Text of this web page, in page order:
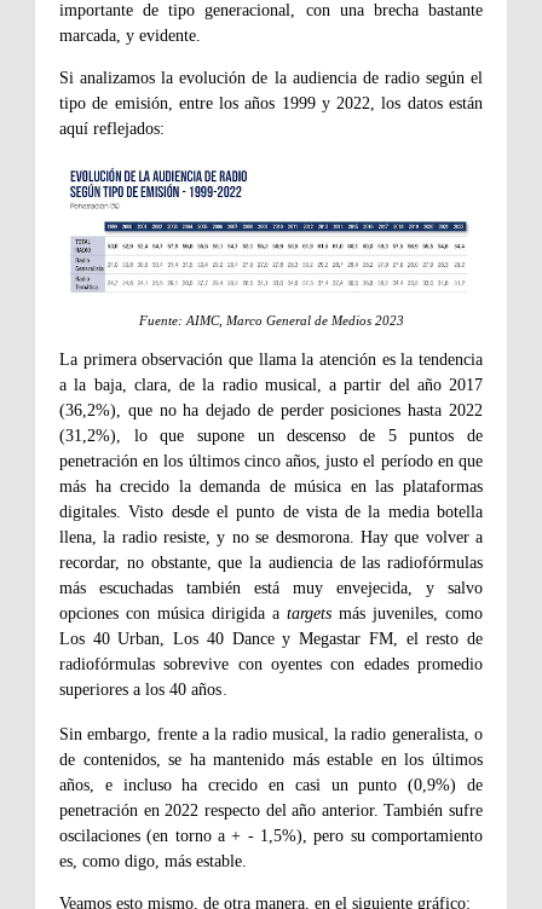
importante de tipo generacional, con una brecha bastante
marcada, y evidente.
Si analizamos la evolución de la audiencia de radio según el
tipo de emisión, entre los años 1999 y 2022, los datos están
aquí reflejados:
Fuente: AIMC, Marco General de Medios 2023
La primera observación que llama la atención es la tendencia
a la baja, clara, de la radio musical, a partir del año 2017
(36,2%), que no ha dejado de perder posiciones hasta 2022
(31,2%), lo que supone un descenso de 5 puntos de
penetración en los últimos cinco años, justo el período en que
más ha crecido la demanda de música en las plataformas
digitales. Visto desde el punto de vista de la media botella
llena, la radio resiste, y no se desmorona. Hay que volver a
recordar, no obstante, que la audiencia de las radiofórmulas
más escuchadas también está muy envejecida, y salvo
opciones con música dirigida a targets más juveniles, como
Los 40 Urban, Los 40 Dance y Megastar FM, el resto de
radiofórmulas sobrevive con oyentes con edades promedio
superiores a los 40 años.
Sin embargo, frente a la radio musical, la radio generalista, o
de contenidos, se ha mantenido más estable en los últimos
años, e incluso ha crecido en casi un punto (0,9%) de
penetración en 2022 respecto del año anterior. También sufre
oscilaciones (en torno a + - 1,5%), pero su comportamiento
es, como digo, más estable.
Veamos esto mismo, de otra manera, en el siguiente gráfico: